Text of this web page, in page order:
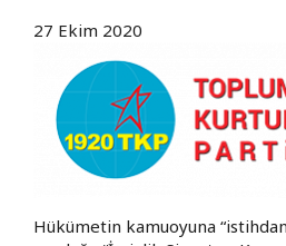
27 Ekim 2020
Hükümetin kamuoyuna